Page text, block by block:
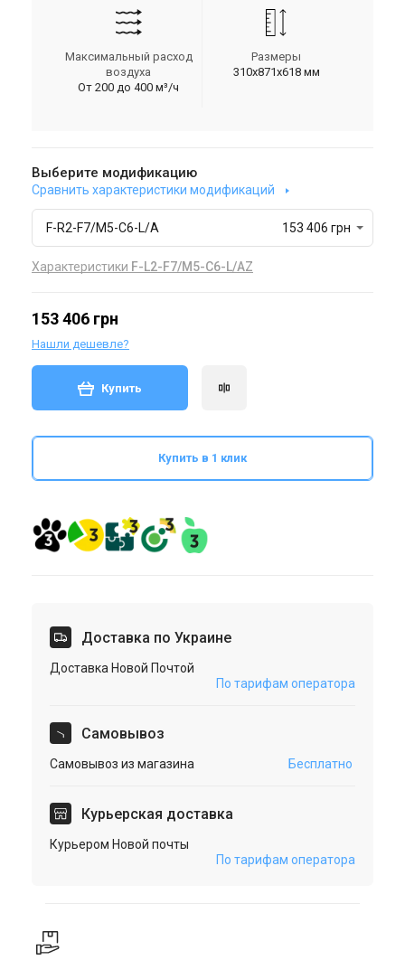
Максимальный расход
воздуха
От 200 до 400 м³/ч
Размеры
310х871х618 мм
Выберите модификацию
Сравнить характеристики модификаций
F-R2-F7/M5-C6-L/A 153 406 грн
Характеристики F-L2-F7/M5-C6-L/AZ
153 406 грн
Нашли дешевле?
Купить
Купить в 1 клик
Доставка по Украине
Доставка Новой Почтой
По тарифам оператора
Cамовывоз
Самовывоз из магазина Бесплатно
Курьерская доставка
Курьером Новой почты
По тарифам оператора